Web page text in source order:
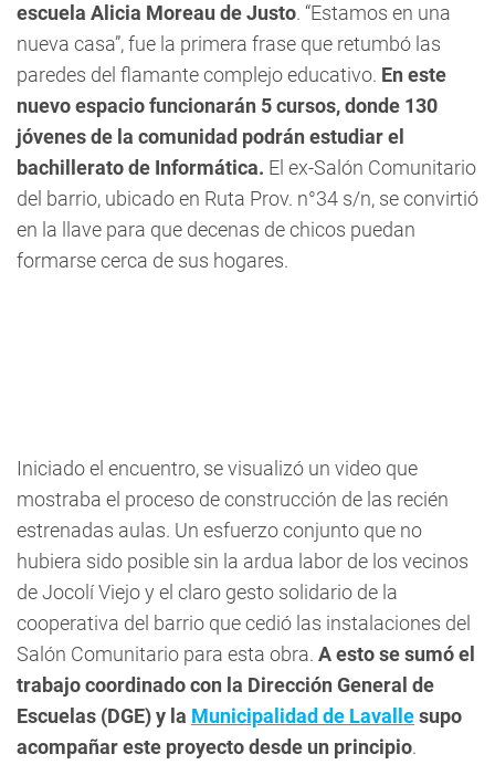
escuela Alicia Moreau de Justo. “Estamos en una
nueva casa”, fue la primera frase que retumbó las
paredes del flamante complejo educativo. En este
nuevo espacio funcionarán 5 cursos, donde 130
jóvenes de la comunidad podrán estudiar el
bachillerato de Informática. El ex-Salón Comunitario
del barrio, ubicado en Ruta Prov. n°34 s/n, se convirtió
en la llave para que decenas de chicos puedan
formarse cerca de sus hogares.
Iniciado el encuentro, se visualizó un video que
mostraba el proceso de construcción de las recién
estrenadas aulas. Un esfuerzo conjunto que no
hubiera sido posible sin la ardua labor de los vecinos
de Jocolí Viejo y el claro gesto solidario de la
cooperativa del barrio que cedió las instalaciones del
Salón Comunitario para esta obra. A esto se sumó el
trabajo coordinado con la Dirección General de
Escuelas (DGE) y la Municipalidad de Lavallesupo
acompañar este proyecto desde un principio.